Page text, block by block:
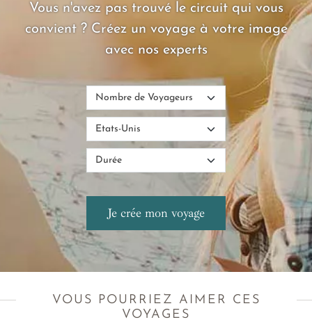
Vous n'avez pas trouvé le circuit qui vous
convient ? Créez un voyage à votre image
avec nos experts
VOUS POURRIEZ AIMER CES
VOYAGES